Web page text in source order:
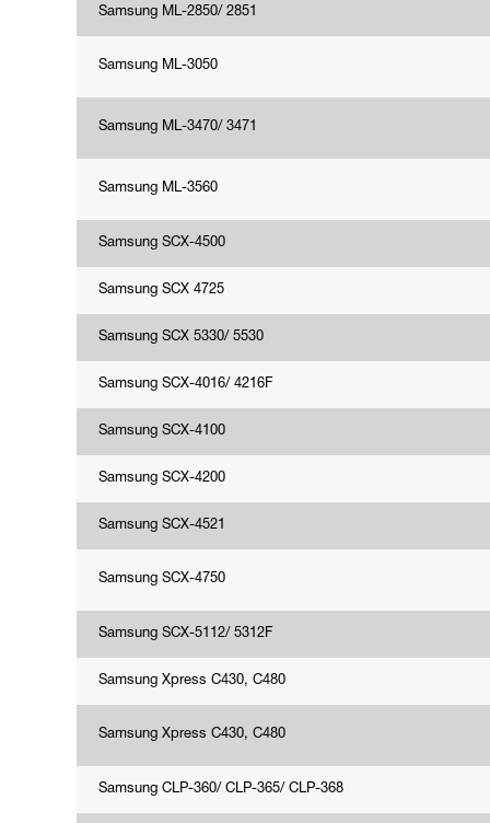
Samsung ML-2850/ 2851
Samsung ML-3050
Samsung ML-3470/ 3471
Samsung ML-3560
Samsung SCX-4500
Samsung SCX 4725
Samsung SCX 5330/ 5530
Samsung SCX-4016/ 4216F
Samsung SCX-4100
Samsung SCX-4200
Samsung SCX-4521
Samsung SCX-4750
Samsung SCX-5112/ 5312F
Samsung Xpress C430, C480
Samsung Xpress C430, C480
Samsung CLP-360/ CLP-365/ CLP-368